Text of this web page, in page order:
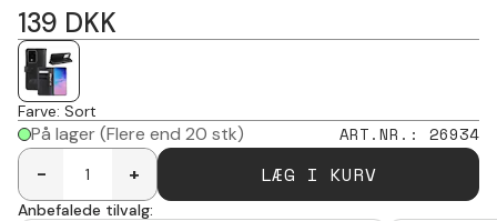
139 DKK
Farve: Sort
På lager(Flere end 20 stk) ART.NR. : 26934
-
+ LÆG I KURV
Anbefalede tilvalg: